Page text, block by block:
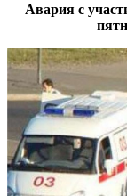
Авария с